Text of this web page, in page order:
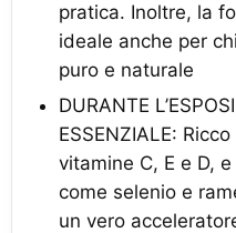
pratica. Inoltre, la
ideale anche per
puro e naturale
DURANTE
ESSENZIALE:
vitamine C, E e D,
come selenio e
un vero